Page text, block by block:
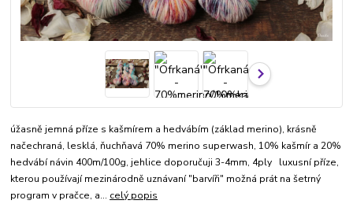
úžasně jemná příze s kašmírem a hedvábím (základ merino), krásně
načechraná, lesklá, ňuchňavá 70% merino superwash, 10% kašmír a 20%
hedvábí návin 400m/100g, jehlice doporučuji 3-4mm, 4ply luxusní příze,
kterou používají mezinárodně uznávaní "barvíři" možná prát na šetrný
program v pračce, a... celý popis